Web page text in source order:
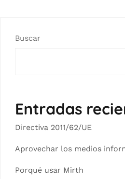
Buscar
Entradas
Directiva 2011/62/UE
Aprovechar los medios
Porqué usar Mirth